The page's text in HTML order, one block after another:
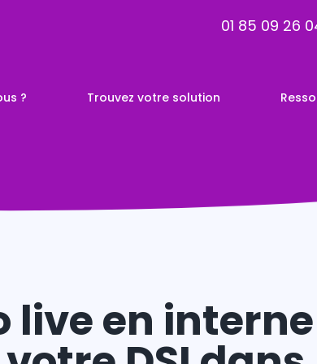
01 85 09 26
? Trouvez votre solution
live en interne